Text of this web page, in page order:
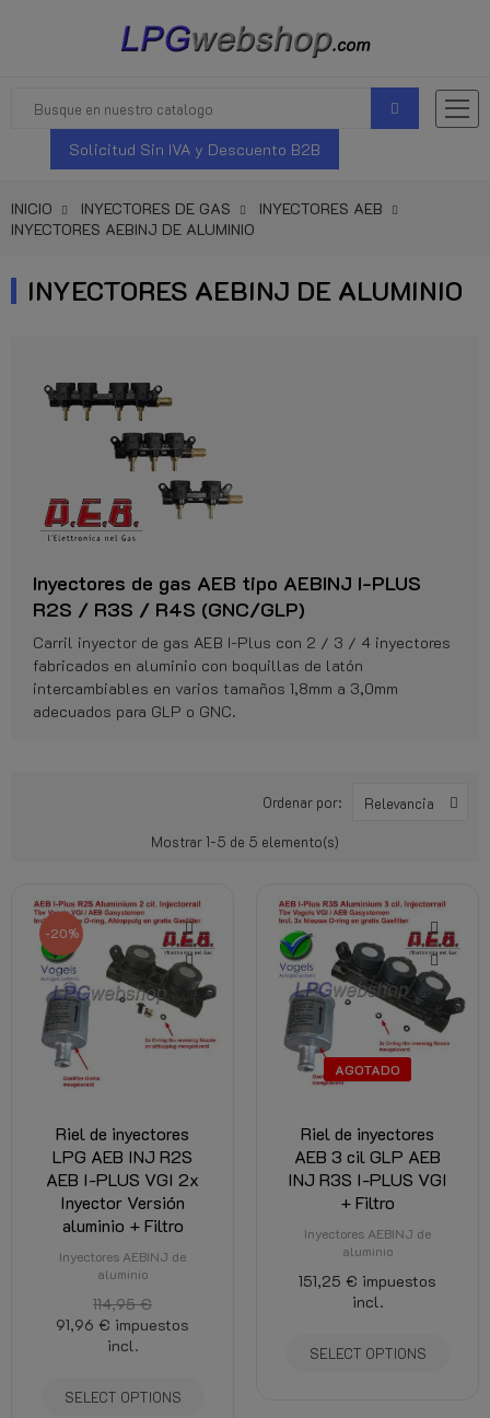
Solicitud Sin IVA y Descuento B2B
INICIO INYECTORES DE GAS
INYECTORES AEB
INYECTORES AEBINJ DE ALUMINIO
INYECTORES AEBINJ DE ALUMINIO
Inyectores de gas AEB tipo AEBINJ I-PLUS
R2S / R3S / R4S (GNC/GLP)
Carril inyector de gas AEB I-Plus con 2 / 3 / 4 inyectores
fabricados en aluminio con boquillas de latón
intercambiables en varios tamaños 1,8mm a 3,0mm
adecuados para GLP o GNC.
Ordenar por: Relevancia
Mostrar 1-5 de 5 elemento(s)
-20%
Riel de inyectores
LPG AEB INJ R2S
AEB I-PLUS VGI 2x
Inyector Versión
aluminio + Filtro
Inyectores AEBINJ de
aluminio
114,95 €
91,96 € impuestos
incl.
SELECT OPTIONS
AGOTADO
Riel de inyectores
AEB 3 cil GLP AEB
INJ R3S I-PLUS VGI
+ Filtro
Inyectores AEBINJ de
aluminio
151,25 € impuestos
incl.
SELECT OPTIONS